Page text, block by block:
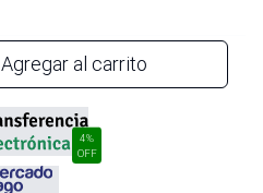
Agregar al carrito
4%
OFF